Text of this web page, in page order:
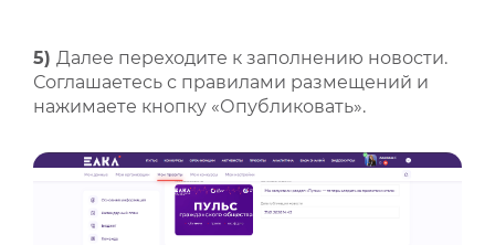
5) Далее переходите к заполнению новости.
Соглашаетесь с правилами размещений и
нажимаете кнопку «Опубликовать».